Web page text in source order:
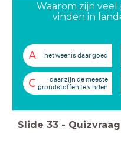
Waarom zijn
vinden in
A het weer is daar goed
C
daar zijn de meeste
grondstoffen te vinden
Slide 33 - Quizvraag